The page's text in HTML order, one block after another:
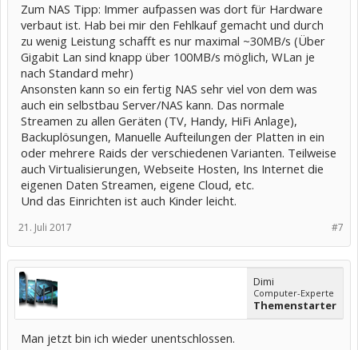
Zum NAS Tipp: Immer aufpassen was dort für Hardware
verbaut ist. Hab bei mir den Fehlkauf gemacht und durch
zu wenig Leistung schafft es nur maximal ~30MB/s (Über
Gigabit Lan sind knapp über 100MB/s möglich, WLan je
nach Standard mehr)
Ansonsten kann so ein fertig NAS sehr viel von dem was
auch ein selbstbau Server/NAS kann. Das normale
Streamen zu allen Geräten (TV, Handy, HiFi Anlage),
Backuplösungen, Manuelle Aufteilungen der Platten in ein
oder mehrere Raids der verschiedenen Varianten. Teilweise
auch Virtualisierungen, Webseite Hosten, Ins Internet die
eigenen Daten Streamen, eigene Cloud, etc.
Und das Einrichten ist auch Kinder leicht.
#7
21. Juli 2017
Dimi
Computer-Experte
Themenstarter
Man jetzt bin ich wieder unentschlossen.